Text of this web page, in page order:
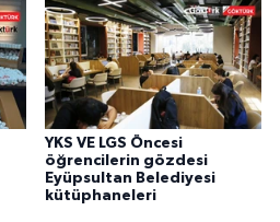
YKS VE LGS Öncesi
öğrencilerin gözdesi
Eyüpsultan Belediyesi
kütüphaneleri